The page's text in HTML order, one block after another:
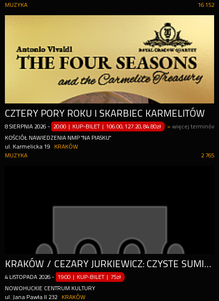
16 152
MUZYKA
CZTERY PORY ROKU I SKARBIEC KARMELITÓW
8 SIERPNIA 2026 - 20:00 | KUP-BILET |106.00, 127.20, 84.80zł »więcej terminów
KOŚCIÓŁ NAWIEDZENIA NMP "NA PIASKU"
ul. Karmelicka 19
KRAKÓW
2 765
MUZYKA
KRAKÓW / CEZARY JURKIEWICZ: CZYSTE SUMIENIE / STAND-UP / 04.11.2026 R. / GODZ. 19:00
4 LISTOPADA 2026 - 19:00 | KUP-BILET | 75zł
NOWOHUCKIE CENTRUM KULTURY
ul. Jana Pawła II 232
KRAKÓW